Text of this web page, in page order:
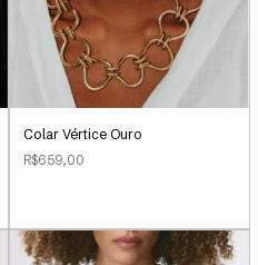
Colar Vértice Ouro
R$659,00